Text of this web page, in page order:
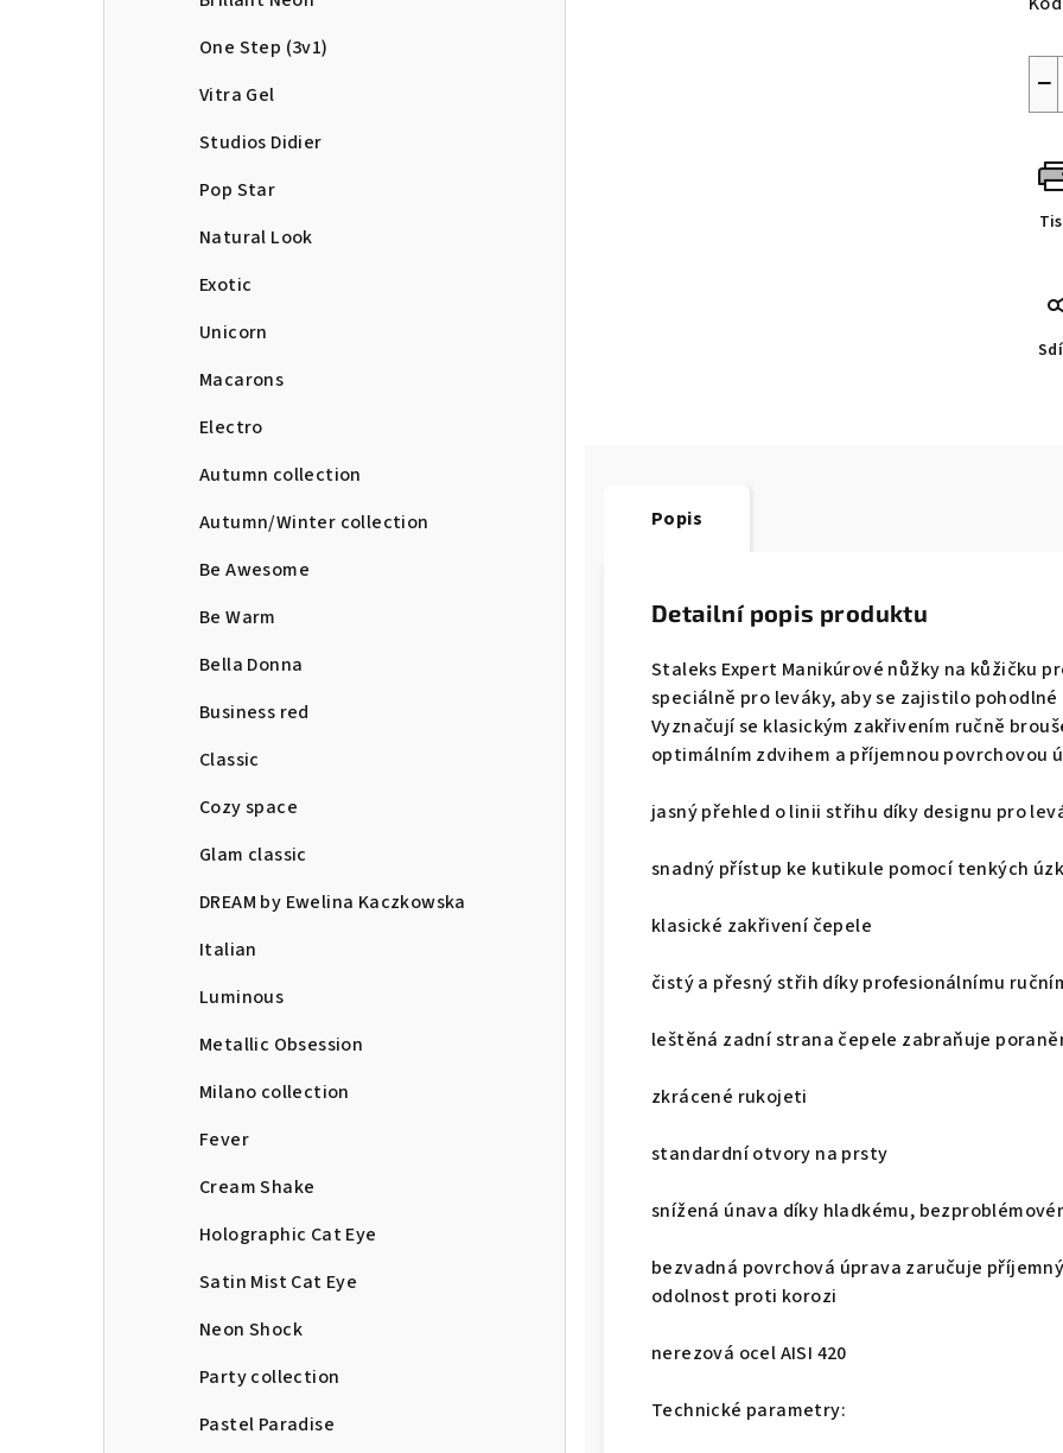
One Step (3v1)
Vitra Gel
Studios Didier
Pop Star
Natural Look
Exotic
Unicorn
Macarons
Electro
Autumn collection
Autumn/Winter collection
Be Awesome
Be Warm
Bella Donna
Business red
Classic
Cozy space
Glam classic
DREAM by Ewelina Kaczkowska
Italian
Luminous
Metallic Obsession
Milano collection
Fever
Cream Shake
Holographic Cat Eye
Satin Mist Cat Eye
Neon Shock
Party collection
Pastel Paradise
−
Popis
Detailní popis produktu
Staleks Expert Manikúrové nůžky na kůžičku
speciálně pro leváky, aby se zajistilo
Vyznačují se klasickým zakřivením ručně
optimálním zdvihem a příjemnou povrchovou
jasný přehled o linii střihu díky designu pro
snadný přístup ke kutikule pomocí tenkých
klasické zakřivení čepele
čistý a přesný střih díky profesionálnímu
leštěná zadní strana čepele zabraňuje
zkrácené rukojeti
standardní otvory na prsty
snížená únava díky hladkému,
bezvadná povrchová úprava zaručuje
odolnost proti korozi
nerezová ocel AISI 420
Technické parametry: